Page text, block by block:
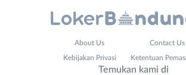
Lowongan
About Us Contact Us
Kebijakan Privasi Ketentuan
Temukan kami di